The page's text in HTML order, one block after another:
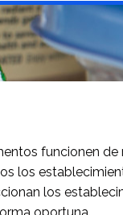
funcionen de
los
los
oportuna.